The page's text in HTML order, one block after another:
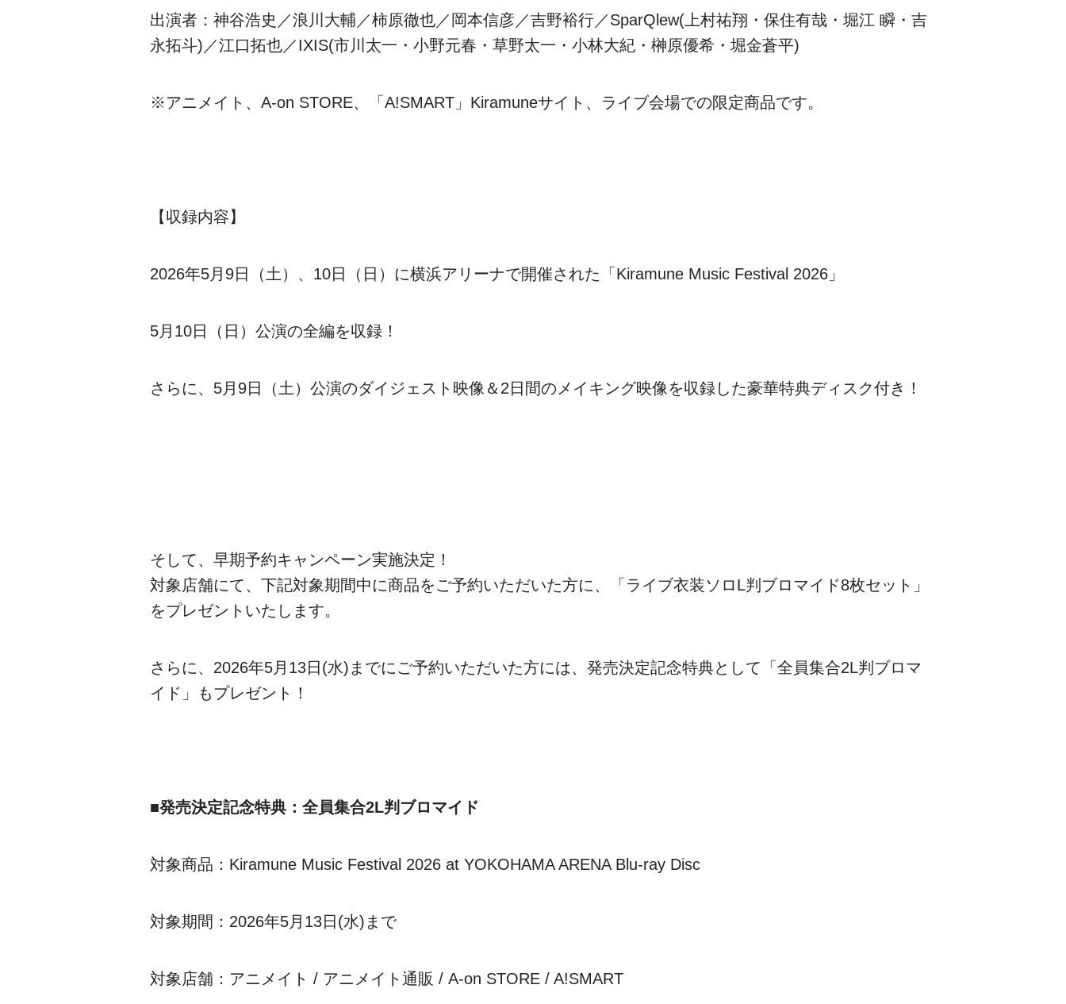
出演者：神谷浩史／浪川大輔／柿原徹也／岡本信彦／吉野裕行／SparQlew(上村祐翔・保住有哉・堀江 瞬・吉
永拓斗)／江口拓也／IXIS(市川太一・小野元春・草野太一・小林大紀・榊原優希・堀金蒼平)
※アニメイト、A-on STORE、「A!SMART」Kiramuneサイト、ライブ会場での限定商品です。
【収録内容】
2026年5月9日（土）、10日（日）に横浜アリーナで開催された「Kiramune Music Festival 2026」
5月10日（日）公演の全編を収録！
さらに、5月9日（土）公演のダイジェスト映像＆2日間のメイキング映像を収録した豪華特典ディスク付き！
そして、早期予約キャンペーン実施決定！
対象店舗にて、下記対象期間中に商品をご予約いただいた方に、「ライブ衣装ソロL判ブロマイド8枚セット」
をプレゼントいたします。
さらに、2026年5月13日(水)までにご予約いただいた方には、発売決定記念特典として「全員集合2L判ブロマ
イド」もプレゼント！
■発売決定記念特典：全員集合2L判ブロマイド
対象商品：Kiramune Music Festival 2026 at YOKOHAMA ARENA Blu-ray Disc
対象期間：2026年5月13日(水)まで
対象店舗：アニメイト / アニメイト通販 / A-on STORE / A!SMART